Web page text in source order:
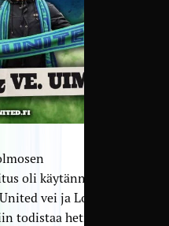
oli käytännössä
vei ja Loiske otti
todistaa heti ottelun